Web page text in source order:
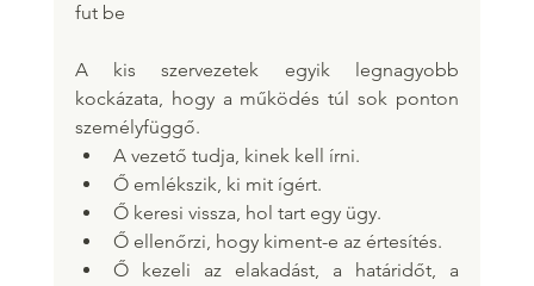
fut be
A kis szervezetek egyik legnagyobb
kockázata, hogy a működés túl sok ponton
személyfüggő.
A vezető tudja, kinek kell írni.
Ő emlékszik, ki mit ígért.
Ő keresi vissza, hol tart egy ügy.
Ő ellenőrzi, hogy kiment-e az értesítés.
Ő kezeli az elakadást, a határidőt, a